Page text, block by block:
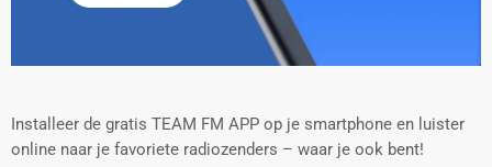
Installeer de gratis TEAM FM APP op je smartphone en luister
online naar je favoriete radiozenders – waar je ook bent!